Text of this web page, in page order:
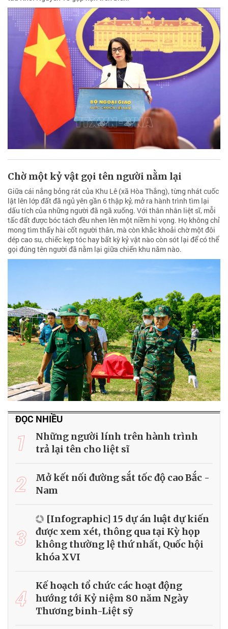
Chờ một kỷ vật gọi tên người nằm lại
Giữa cái nắng bỏng rát của Khu Lê (xã Hòa Thắng), từng nhát cuốc
lật lên lớp đất đã ngủ yên gần 6 thập kỷ, mở ra hành trình tìm lại
dấu tích của những người đã ngã xuống. Với thân nhân liệt sĩ, mỗi
tấc đất được bóc tách đều nhen lên một niềm hi vọng. Họ không chỉ
mong tìm thấy hài cốt người thân, mà còn khắc khoải chờ một đôi
dép cao su, chiếc kẹp tóc hay bất kỳ kỷ vật nào còn sót lại để có thể
gọi đúng tên người đã nằm lại giữa chiến khu năm nào.
ĐỌC NHIỀU
1
Những người lính trên hành trình
trả lại tên cho liệt sĩ
2
Mở kết nối đường sắt tốc độ cao Bắc -
Nam
3
[Infographic] 15 dự án luật dự kiến
được xem xét, thông qua tại Kỳ họp
không thường lệ thứ nhất, Quốc hội
khóa XVI
4
Kế hoạch tổ chức các hoạt động
hướng tới Kỷ niệm 80 năm Ngày
Thương binh-Liệt sỹ